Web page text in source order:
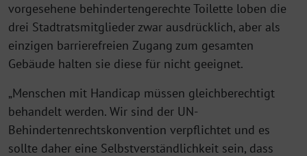
vorgesehene behindertengerechte Toilette loben die
drei Stadtratsmitglieder zwar ausdrücklich, aber als
einzigen barrierefreien Zugang zum gesamten
Gebäude halten sie diese für nicht geeignet.
„Menschen mit Handicap müssen gleichberechtigt
behandelt werden. Wir sind der UN-
Behindertenrechtskonvention verpflichtet und es
sollte daher eine Selbstverständlichkeit sein, dass